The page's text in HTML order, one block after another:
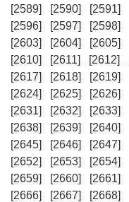
[2589]
[2590] [2591]
[2596]
[2597] [2598]
[2603]
[2604] [2605]
[2610]
[2611] [2612]
[2617]
[2618] [2619]
[2624]
[2625] [2626]
[2631]
[2632] [2633]
[2638]
[2639] [2640]
[2645]
[2646] [2647]
[2652]
[2653] [2654]
[2659]
[2660] [2661]
[2666]
[2667] [2668]